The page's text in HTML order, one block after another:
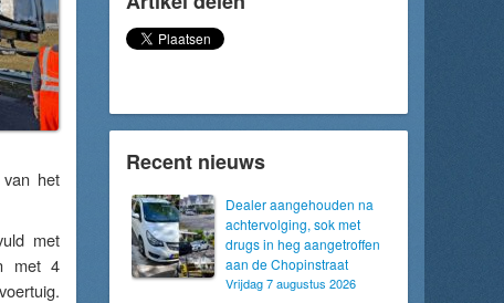
het
met
met 4
Recent nieuws
Dealer aangehouden na
achtervolging, sok met
drugs in heg aangetroffen
aan de Chopinstraat
Vrijdag 7 augustus 2026